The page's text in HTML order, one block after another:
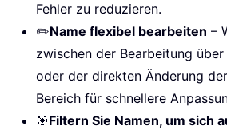
Fehler zu reduzieren.
✏️Name flexibel bearbeiten –
zwischen der Bearbeitung
oder der direkten Änderung
Bereich für schnellere
🎯Filtern Sie Namen, um sich